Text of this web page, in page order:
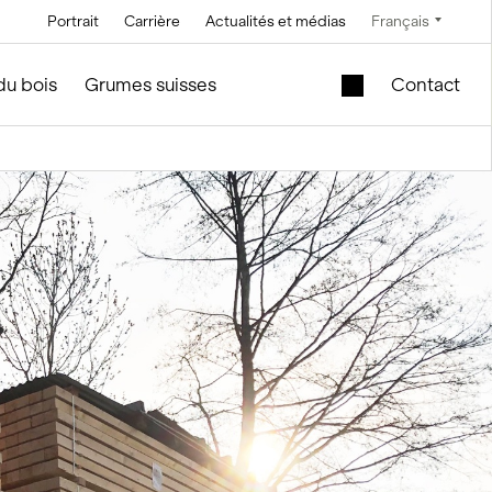
Portrait Carrière Actualités et médias Français
Service et entretien
En construction de silos et
d'installations
Technique
Technique à
saumure
Technique de
convoyage
Technique de
commande
Technique de
mesure et pesage
Offres spéciales
Cuve de levage
mobile dans le
module en bois
Nouveau bâtiment
scolaire à vendre
Modules en bois
d’occasion – Bureau
et vente
bois Grumes suisses Contact